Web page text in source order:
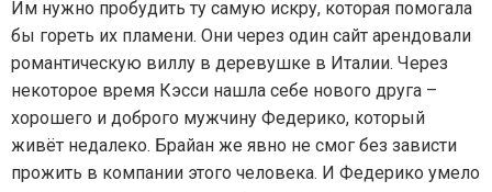
Им нужно пробудить ту самую искру, которая помогала
бы гореть их пламени. Они через один сайт арендовали
романтическую виллу в деревушке в Италии. Через
некоторое время Кэсси нашла себе нового друга –
хорошего и доброго мужчину Федерико, который
живёт недалеко. Брайан же явно не смог без зависти
прожить в компании этого человека. И Федерико умело